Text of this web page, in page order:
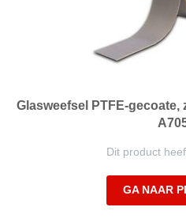
Glasweefsel PTFE-
Dit product
GA NAAR